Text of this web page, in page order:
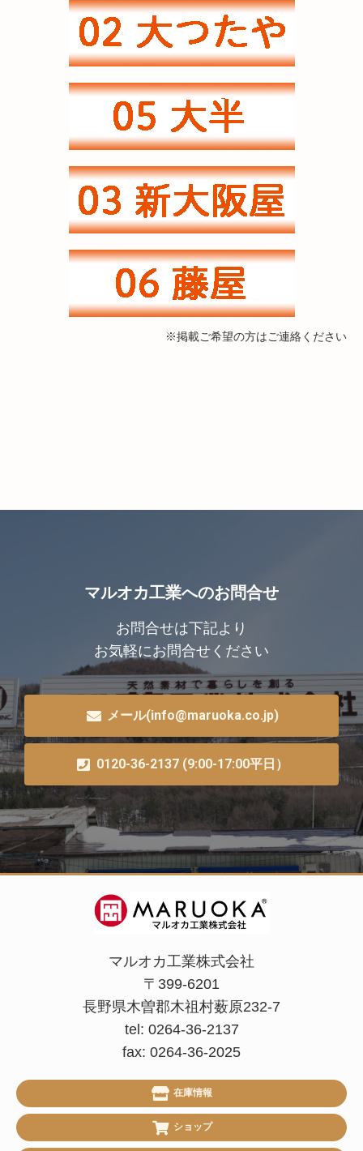
※掲載ご希望の方はご連絡ください
マルオカ工業へのお問合せ
お問合せは下記より
お気軽にお問合せください
メール(info@maruoka.co.jp)
0120-36-2137 (9:00-17:00平日）
マルオカ工業株式会社
〒399-6201
長野県木曽郡木祖村薮原232-7
tel: 0264-36-2137
fax: 0264-36-2025
在庫情報
ショップ